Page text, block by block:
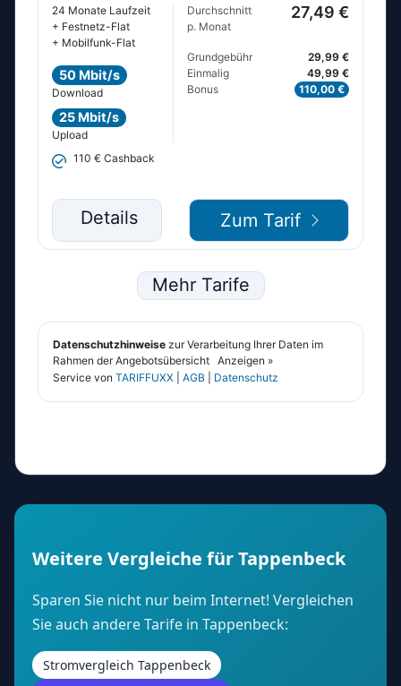
Weitere Vergleiche für Tappenbeck
Sparen Sie nicht nur beim Internet! Vergleichen
Sie auch andere Tarife in Tappenbeck:
Stromvergleich Tappenbeck